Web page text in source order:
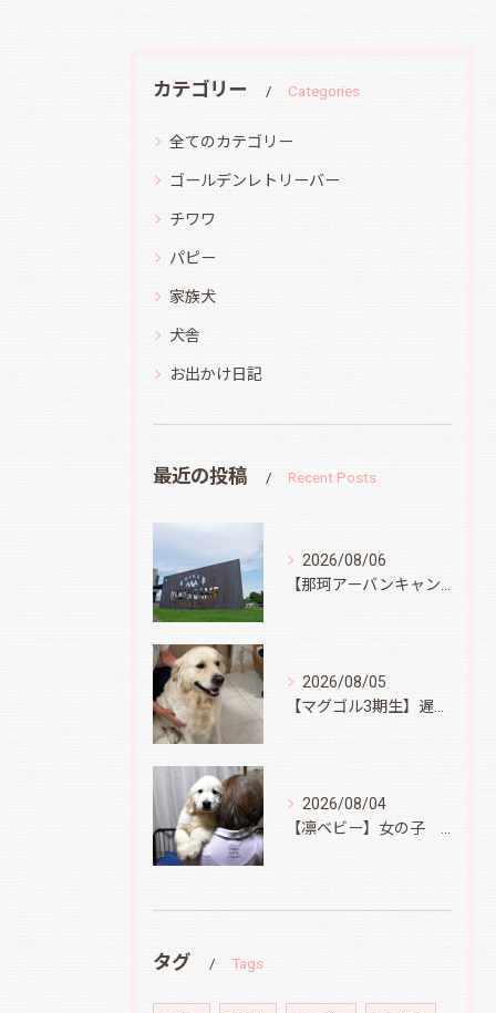
カテゴリー Categories
全てのカテゴリー
ゴールデンレトリーバー
チワワ
パピー
家族犬
犬舎
お出かけ日記
最近の投稿 Recent Posts
2026/08/06
【那珂アーバンキャンプフィールド】
2026/08/05
【マグゴル3期生】遅ればせながら
2026/08/04
【凛ベビー】女の子 Ⅱ
タグ Tags